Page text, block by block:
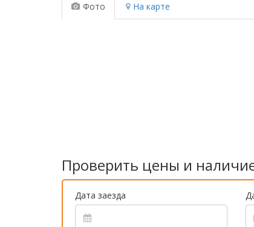
Фото На карте
Проверить цены и
Дата заезда